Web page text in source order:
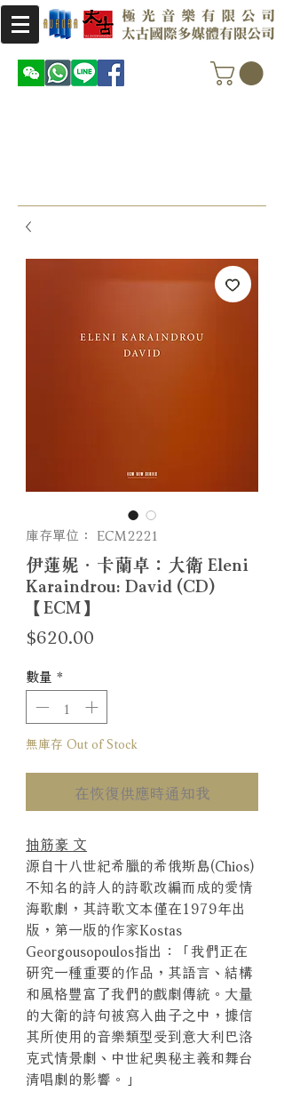
庫存單位： ECM2221
伊蓮妮．卡蘭卓：大衛 Eleni
Karaindrou: David (CD)
【ECM】
$620.00
數量 *
無庫存 Out of Stock
在恢復供應時通知我
抽筋豪 文
源自十八世紀希臘的希俄斯島(Chios)
不知名的詩人的詩歌改編而成的愛情
海歌劇，其詩歌文本僅在1979年出
版，第一版的作家Kostas
Georgousopoulos指出：「我們正在
研究一種重要的作品，其語言、結構
和風格豐富了我們的戲劇傳統。大量
的大衛的詩句被寫入曲子之中，據信
其所使用的音樂類型受到意大利巴洛
克式情景劇、中世紀奧秘主義和舞台
清唱劇的影響。」